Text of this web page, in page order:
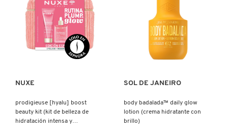
TOM FORD
TONYMOLY
TRULY BEAUTY
Ver más
NUXE
prodigieuse [hyalu] boost
beauty kit (kit de belleza de
hidratación intensa y
Ver más
SOL DE JANEIRO
body badalada™ daily glow
lotion (crema hidratante con
brillo)